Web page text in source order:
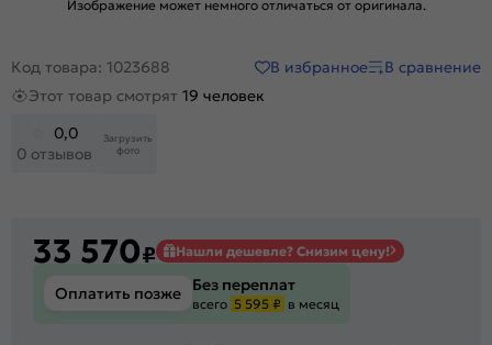
Изображение может немного отличаться от оригинала.
Код товара: 1023688 В избранное
В сравнение
Этот товар смотрят 19 человек
0,0
0 отзывов
Загрузить
фото
33 570₽ Нашли дешевле? Снизим цену!
Оплатить позже Без переплат
всего 5 595 ₽ в месяц